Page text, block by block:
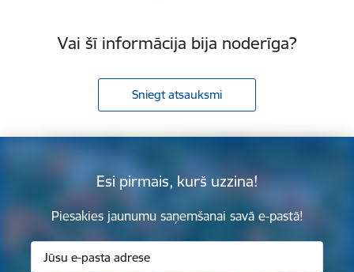
Vai šī informācija bija noderīga?
Sniegt atsauksmi
Esi pirmais, kurš uzzina!
Piesakies jaunumu saņemšanai savā e-pastā!